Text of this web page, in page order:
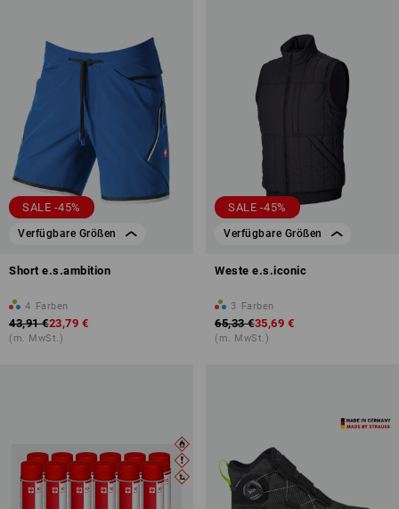
SALE -45%
Verfügbare Größen
Short e.s.ambition
4 Farben
43,91 €23,79 €
(m. MwSt.)
SALE -45%
Verfügbare Größen
Weste e.s.iconic
3 Farben
65,33 €35,69 €
(m. MwSt.)